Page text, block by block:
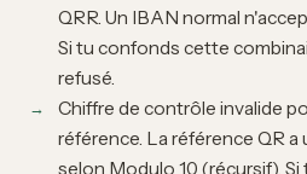
QRR. Un IBAN normal
Si tu confonds cette
refusé.
Chiffre de contrôle invalide
référence. La référence QR
selon Modulo 10 (récursif).